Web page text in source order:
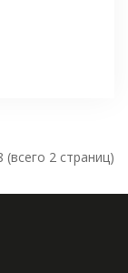
2 страниц)